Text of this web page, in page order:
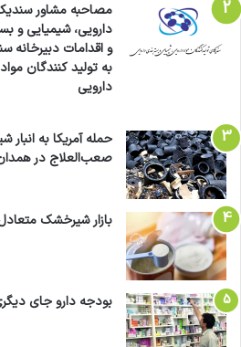
مصاحبه مشاور
دارویی، شیمیایی و
و اقدامات دبیرخانه
به تولید کنندگان
دارویی
حمله آمریکا به
صعب‌العلاج در
بازار شیرخشک
بودجه دارو جای